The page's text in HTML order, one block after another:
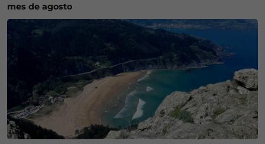
mes de agosto